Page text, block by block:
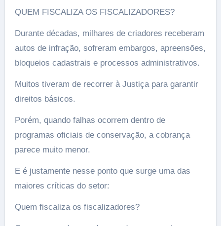
QUEM FISCALIZA OS FISCALIZADORES?
Durante décadas, milhares de criadores receberam
autos de infração, sofreram embargos, apreensões,
bloqueios cadastrais e processos administrativos.
Muitos tiveram de recorrer à Justiça para garantir
direitos básicos.
Porém, quando falhas ocorrem dentro de
programas oficiais de conservação, a cobrança
parece muito menor.
E é justamente nesse ponto que surge uma das
maiores críticas do setor:
Quem fiscaliza os fiscalizadores?